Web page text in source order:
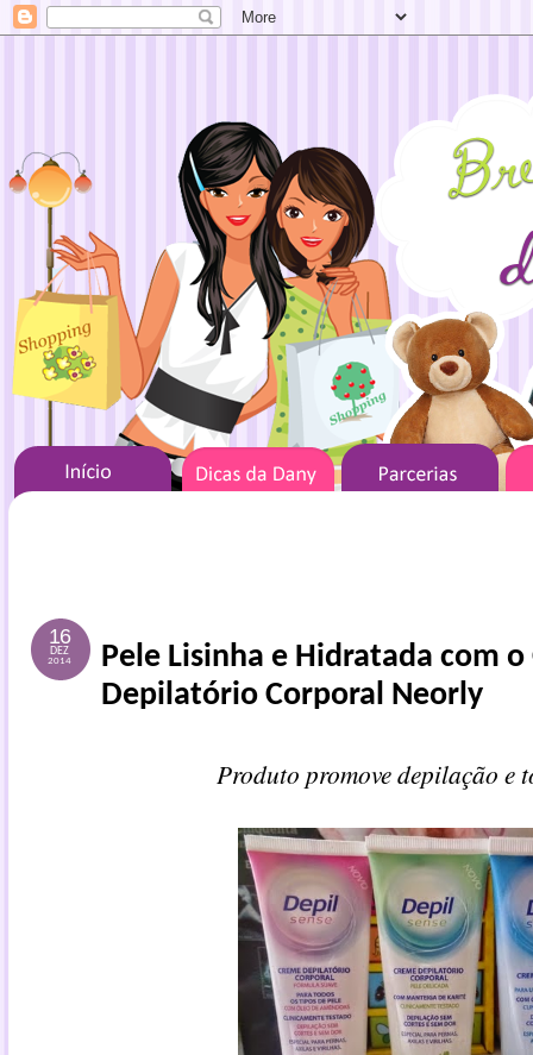
16
DEZ
2014
Pele Lisinha e Hidratada com o
Depilatório Corporal Neorly
Produto promove depilação e